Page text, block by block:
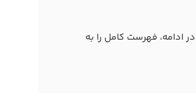
ادامه، فهرست کامل را به